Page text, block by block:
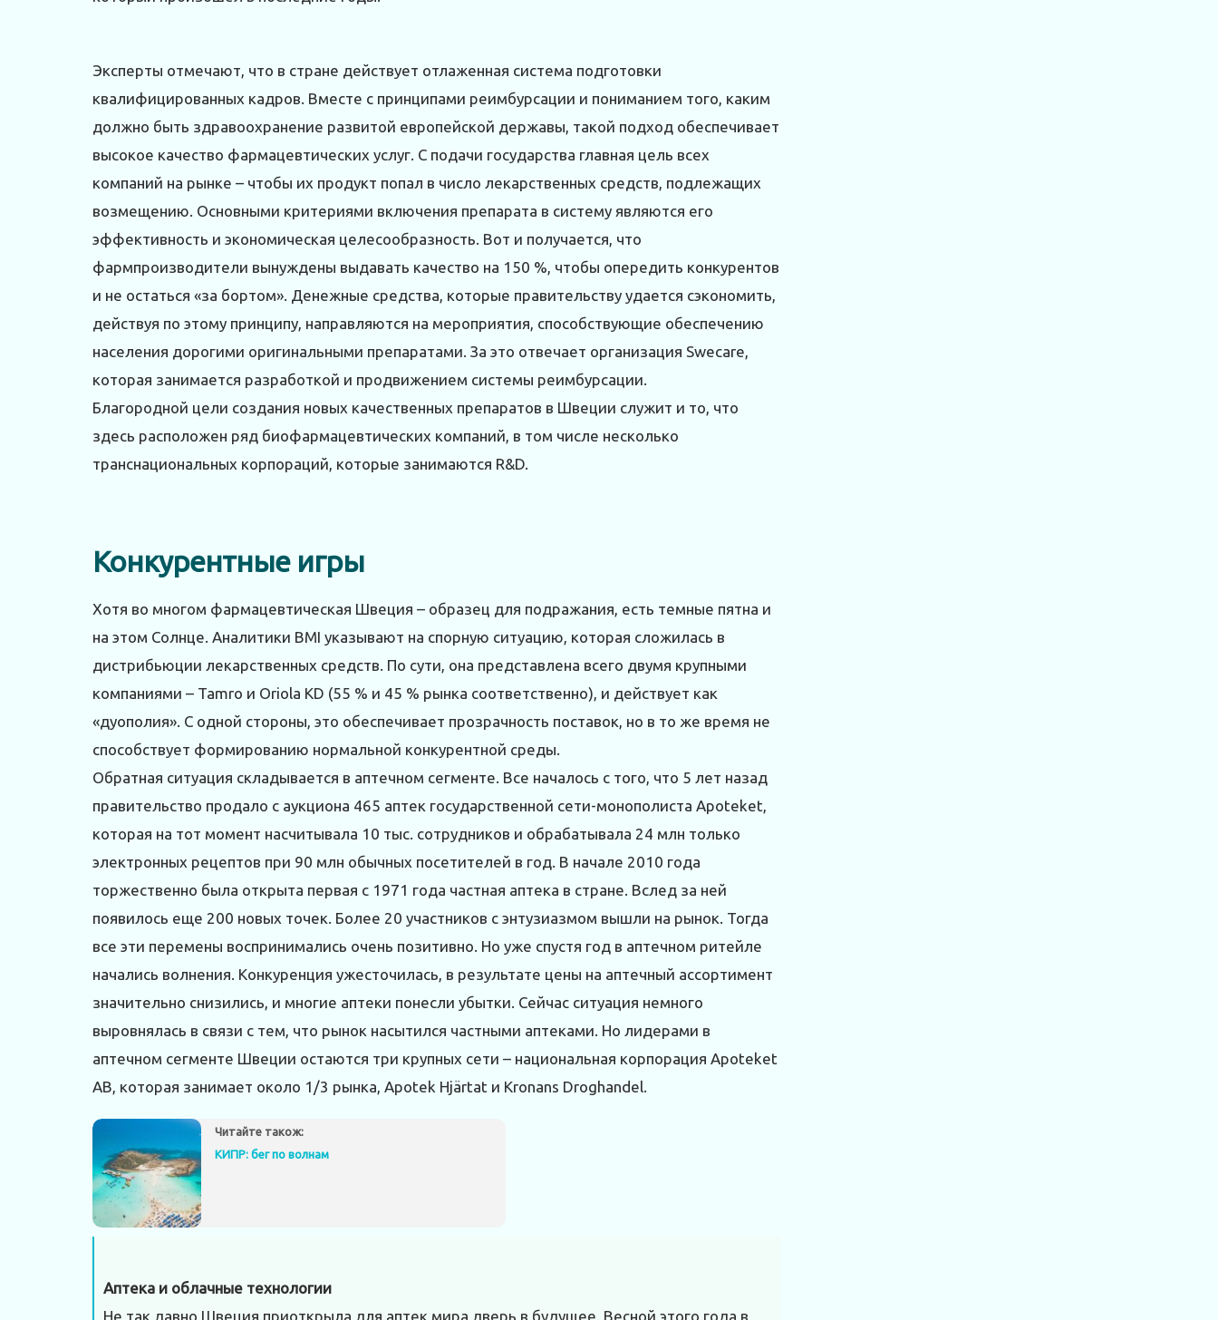
Эксперты отмечают, что в стране действует отлаженная система подготовки
квалифицированных кадров. Вместе с принципами реимбурсации и пониманием того, каким
должно быть здравоохранение развитой европейской державы, такой подход обеспечивает
высокое качество фармацевтических услуг. С подачи государства главная цель всех
компаний на рынке – чтобы их продукт попал в число лекарственных средств, подлежащих
возмещению. Основными критериями включения препарата в систему являются его
эффективность и экономическая целесообразность. Вот и получается, что
фармпроизводители вынуждены выдавать качество на 150 %, чтобы опередить конкурентов
и не остаться «за бортом». Денежные средства, которые правительству удается сэкономить,
действуя по этому принципу, направляются на мероприятия, способствующие обеспечению
населения дорогими оригинальными препаратами. За это отвечает организация Sweсare,
которая занимается разработкой и продвижением системы реимбурсации.
Благородной цели создания новых качественных препаратов в Швеции служит и то, что
здесь расположен ряд биофармацевтических компаний, в том числе несколько
транснациональных корпораций, которые занимаются R&D.
Конкурентные игры
Хотя во многом фармацевтическая Швеция – образец для подражания, есть темные пятна и
на этом Солнце. Аналитики BMI указывают на спорную ситуацию, которая сложилась в
дистрибьюции лекарственных средств. По сути, она представлена всего двумя крупными
компаниями – Tamro и Oriola KD (55 % и 45 % рынка соответственно), и действует как
«дуополия». С одной стороны, это обеспечивает прозрачность поставок, но в то же время не
способствует формированию нормальной конкурентной среды.
Обратная ситуация складывается в аптечном сегменте. Все началось с того, что 5 лет назад
правительство продало с аукциона 465 аптек государственной сети-монополиста Apoteket,
которая на тот момент насчитывала 10 тыс. сотрудников и обрабатывала 24 млн только
электронных рецептов при 90 млн обычных посетителей в год. В начале 2010 года
торжественно была открыта первая с 1971 года частная аптека в стране. Вслед за ней
появилось еще 200 новых точек. Более 20 участников с энтузиазмом вышли на рынок. Тогда
все эти перемены воспринимались очень позитивно. Но уже спустя год в аптечном ритейле
начались волнения. Конкуренция ужесточилась, в результате цены на аптечный ассортимент
значительно снизились, и многие аптеки понесли убытки. Сейчас ситуация немного
выровнялась в связи с тем, что рынок насытился частными аптеками. Но лидерами в
аптечном сегменте Швеции остаются три крупных сети – национальная корпорация Apoteket
AB, которая занимает около 1/3 рынка, Apotek Hjärtat и Kronans Droghandel.
Читайте також:
КИПР: бег по волнам
Аптека и облачные технологии
Не так давно Швеция приоткрыла для аптек мира дверь в будущее. Весной этого года в